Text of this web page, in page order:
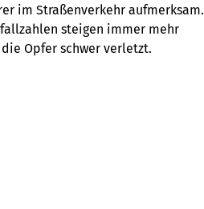
im Straßenverkehr aufmerksam.
steigen immer mehr
Opfer schwer verletzt.